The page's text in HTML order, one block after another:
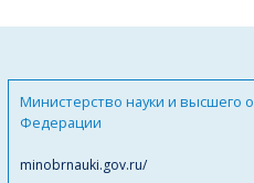
Министерство науки и высшего
Федерации
minobrnauki.gov.ru/